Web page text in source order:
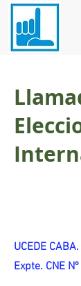
UCEDE CABA.
Expte. CNE